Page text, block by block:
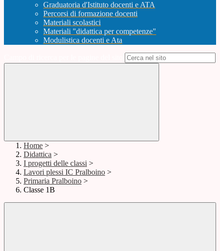
Graduatoria d'Istituto docenti e ATA
Percorsi di formazione docenti
Materiali scolastici
Materiali "didattica per competenze"
Modulistica docenti e Ata
Home >
Didattica >
I progetti delle classi >
Lavori plessi IC Pralboino >
Primaria Pralboino >
Classe 1B